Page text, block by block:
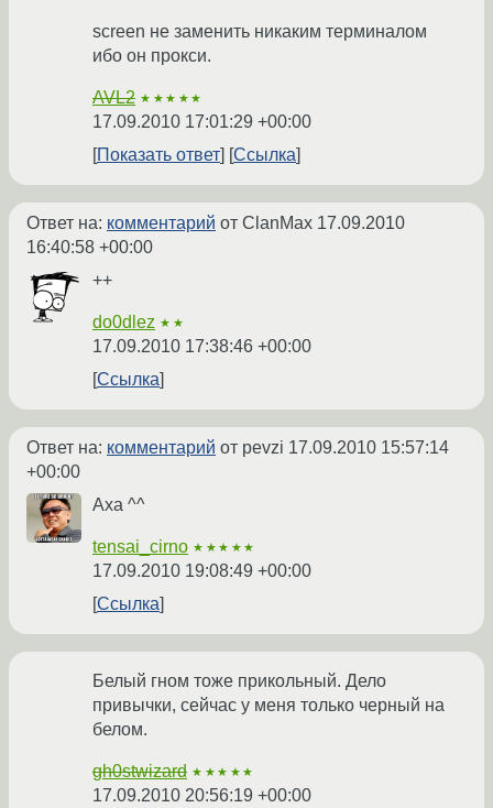
screen не заменить никаким терминалом
ибо он прокси.
AVL2 ★★★★★
17.09.2010 17:01:29 +00:00
Показать ответ
Ссылка
Ответ на: комментарий от ClanMax 17.09.2010
16:40:58 +00:00
++
do0dlez ★★
17.09.2010 17:38:46 +00:00
Ссылка
Ответ на: комментарий от pevzi 17.09.2010 15:57:14
+00:00
Аха ^^
tensai_cirno ★★★★★
17.09.2010 19:08:49 +00:00
Ссылка
Белый гном тоже прикольный. Дело
привычки, сейчас у меня только черный на
белом.
gh0stwizard ★★★★★
17.09.2010 20:56:19 +00:00